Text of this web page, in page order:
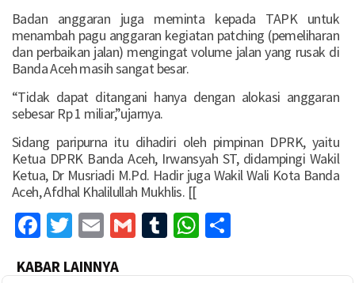
Badan anggaran juga meminta kepada TAPK untuk
menambah pagu anggaran kegiatan patching (pemeliharan
dan perbaikan jalan) mengingat volume jalan yang rusak di
Banda Aceh masih sangat besar.
“Tidak dapat ditangani hanya dengan alokasi anggaran
sebesar Rp 1 miliar,”ujarnya.
Sidang paripurna itu dihadiri oleh pimpinan DPRK, yaitu
Ketua DPRK Banda Aceh, Irwansyah ST, didampingi Wakil
Ketua, Dr Musriadi M.Pd. Hadir juga Wakil Wali Kota Banda
Aceh, Afdhal Khalilullah Mukhlis. [[
Facebook
Twitter
EmailGmailTumblrWhatsApp
KABAR LAINNYA